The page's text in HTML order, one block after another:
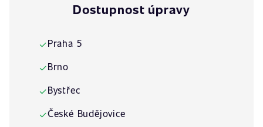
Dostupnost úpravy
✓Praha 5
✓Brno
✓Bystřec
✓České Budějovice